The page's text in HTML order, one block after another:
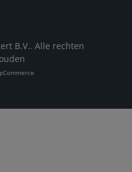
B.V.. Alle rechten